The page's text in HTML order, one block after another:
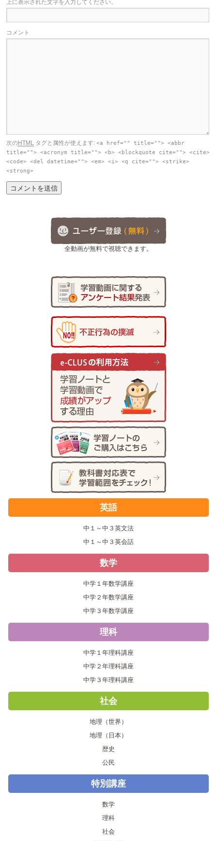
上に表示された文字を入力してください。
コメント
次のHTML タグと属性が使えます:<a href="" title=""> <abbr
title=""> <acronym title=""> <b> <blockquote cite=""> <cite>
<code> <del datetime=""> <em> <i> <q cite=""> <strike>
<strong>
全動画が無料で視聴できます。
英語
中１～中３英文法
中１～中３英会話
数学
中学１年数学講座
中学２年数学講座
中学３年数学講座
理科
中学１年理科講座
中学２年理科講座
中学３年理科講座
社会
地理（世界）
地理（日本）
歴史
公民
特別講座
数学
理科
社会